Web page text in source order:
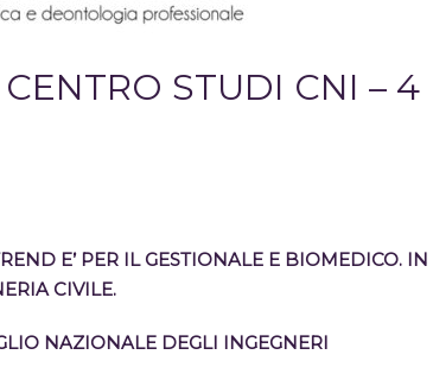
STUDI CNI – 4
E’ PER IL GESTIONALE E BIOMEDICO. IN
CIVILE.
NAZIONALE DEGLI INGEGNERI